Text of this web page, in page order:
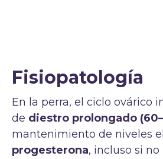
Fisiopatología
En la perra, el ciclo ovárico
de diestro prolongado
mantenimiento de niveles
progesterona, incluso si